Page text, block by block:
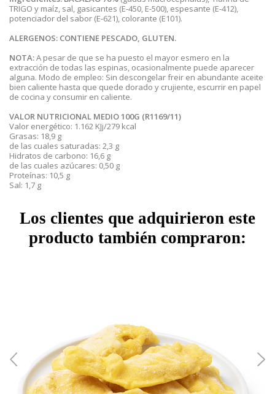
TRIGO y maíz, sal, gasicantes (E-450, E-500), espesante (E-412),
potenciador del sabor (E-621), colorante (E101).
ALERGENOS: CONTIENE PESCADO, GLUTEN.
NOTA:A pesar de que se ha puesto el mayor esmero en la
extracción de todas las espinas, ocasionalmente puede aparecer
alguna. Modo de empleo: Sin descongelar freir en abundante aceite
bien caliente hasta que quede dorado y crujiente, escurrir en papel
de cocina y consumir en caliente.
VALOR NUTRICIONAL MEDIO 100G (R1169/11)
Valor energético: 1.162 KJj/279 kcal
Grasas: 18,9 g
de las cuales saturadas: 2,3 g
Hidratos de carbono: 16,6 g
de las cuales azúcares: 0,50 g
Proteínas: 10,5 g
Sal: 1,7 g
Los clientes que adquirieron este
producto también compraron: